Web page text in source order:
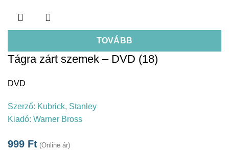
TOVÁBB
Tágra zárt szemek – DVD (18)
DVD
Szerző: Kubrick, Stanley
Kiadó: Warner Bross
999 Ft (Online ár)